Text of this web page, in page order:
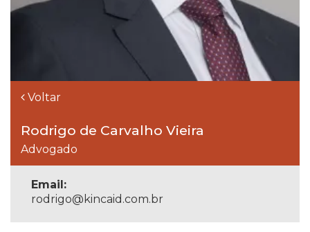
Voltar
Rodrigo de Carvalho Vieira
Advogado
Email:
rodrigo@kincaid.com.br